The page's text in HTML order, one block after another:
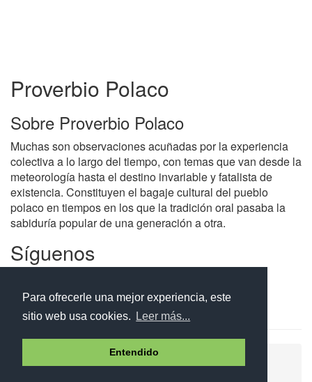
Para ofrecerle una mejor experiencia, este
sitio web usa cookies.
Leer más...
Entendido
Proverbio Polaco
Sobre Proverbio Polaco
Muchas son observaciones acuñadas por la experiencia
colectiva a lo largo del tiempo, con temas que van desde la
meteorología hasta el destino invariable y fatalista de
existencia. Constituyen el bagaje cultural del pueblo
polaco en tiempos en los que la tradición oral pasaba la
sabiduría popular de una generación a otra.
Síguenos
Aviso legal